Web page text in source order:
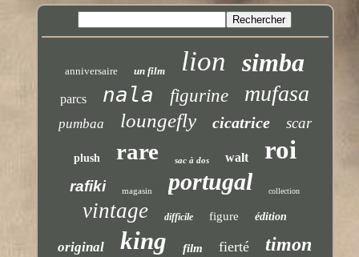
anniversaire un film lion simba
parcs nala figurine mufasa
pumbaa loungefly cicatrice scar
plush rare sac à dos walt roi
rafiki magasin portugal collection
vintage difficile figure édition
original king film fierté timon